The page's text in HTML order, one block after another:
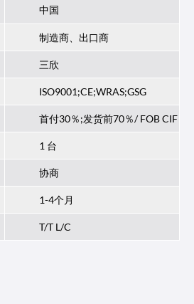
中国
制造商、出口商
三欣
ISO9001;CE;WRAS;GSG
首付30％;发货前70％/ FOB CIF
1 台
协商
1-4个月
T/T L/C